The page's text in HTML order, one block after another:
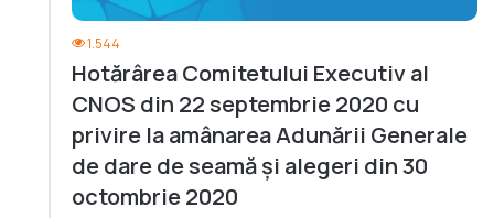
1.544
Hotărârea Comitetului Executiv al
CNOS din 22 septembrie 2020 cu
privire la amânarea Adunării Generale
de dare de seamă și alegeri din 30
octombrie 2020